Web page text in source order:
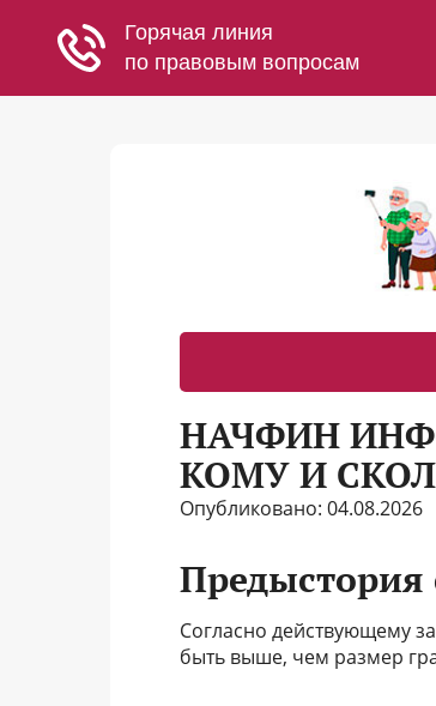
НАЧФИН
КОМУ И
Опубликовано: 04.08.2026
Согласно действующему
быть выше, чем размер